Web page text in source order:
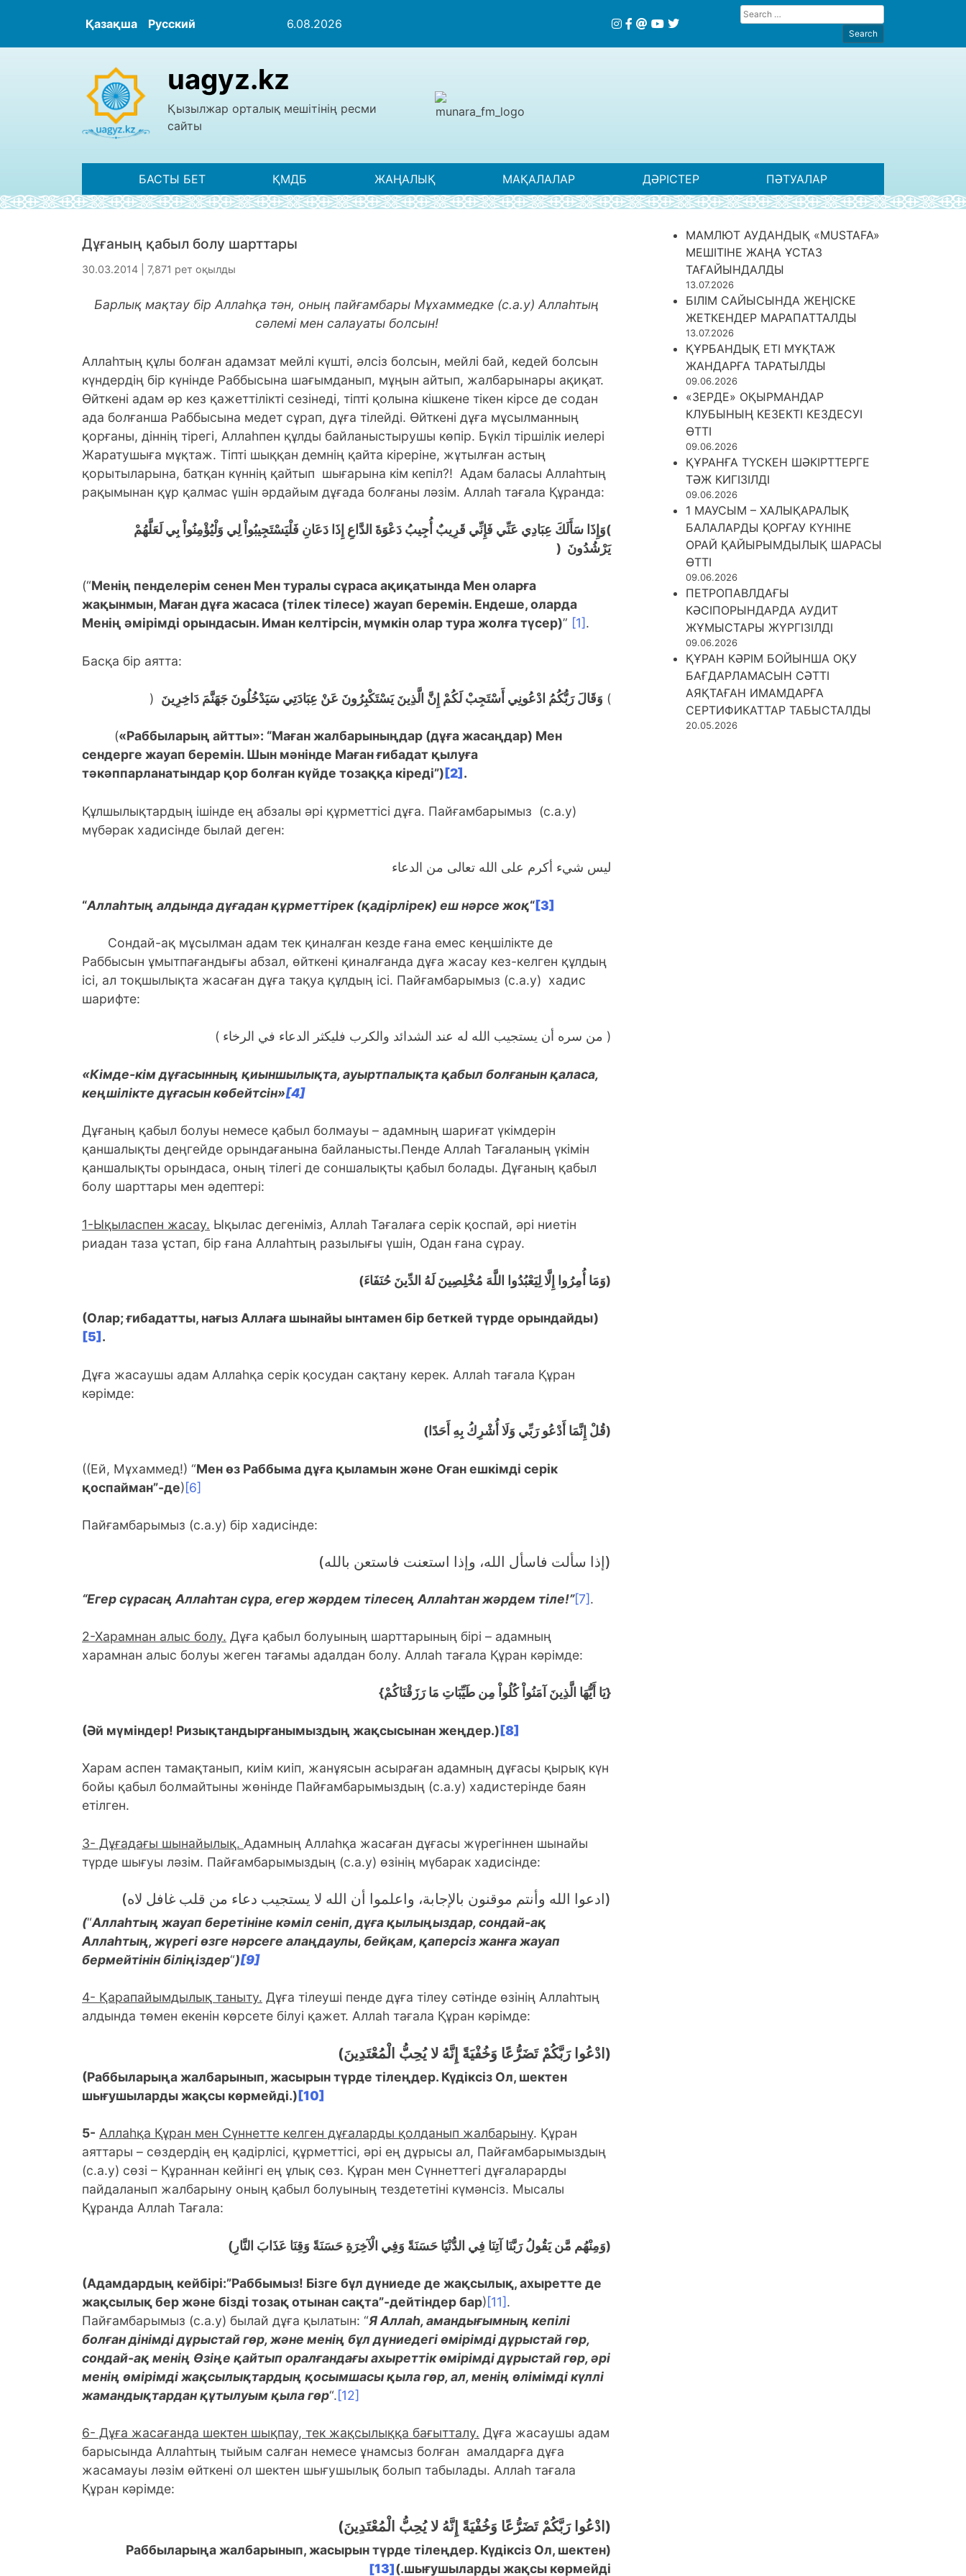
Қазақша Русский 6.08.2026
uagyz.kz
Қызылжар орталық мешітінің ресми
сайты
БАСТЫ БЕТ ҚМДБ ЖАҢАЛЫҚ МАҚАЛАЛАР ДӘРІСТЕР ПӘТУАЛАР
Дұғаның қабыл болу шарттары
30.03.2014 | 7,871 рет оқылды
Барлық мақтау бір Аллаһқа тән, оның пайғамбары Мұхаммедке (с.а.у) Аллаһтың
сәлемі мен салауаты болсын!
Аллаһтың құлы болған адамзат мейлі күшті, әлсіз болсын, мейлі бай, кедей болсын
күндердің бір күнінде Раббысына шағымданып, мұңын айтып, жалбарынары ақиқат.
Өйткені адам әр кез қажеттілікті сезінеді, тіпті қолына кішкене тікен кірсе де содан
ада болғанша Раббысына медет сұрап, дұға тілейді. Өйткені дұға мұсылманның
қорғаны, діннің тірегі, Аллаһпен құлды байланыстырушы көпір. Бүкіл тіршілік иелері
Жаратушыға мұқтаж. Тіпті шыққан демнің қайта кіреріне, жұтылған астың
қорытыларына, батқан күннің қайтып шығарына кім кепіл?! Адам баласы Аллаһтың
рақымынан құр қалмас үшін әрдайым дұғада болғаны ләзім. Аллаһ тағала Құранда:
)وَإِذَا سَأَلَكَ عِبَادِي عَنِّي فَإِنِّي قَرِيبٌ أُجِيبُ دَعْوَةَ الدَّاعِ إِذَا دَعَانِ فَلْيَسْتَجِيبُواْ لِي وَلْيُؤْمِنُواْ بِي لَعَلَّهُمْ
يَرْشُدُونَ (
(“Менің пенделерім сенен Мен туралы сұраса ақиқатында Мен оларға
жақынмын, Маған дұға жасаса (тілек тілесе) жауап беремін. Ендеше, оларда
Менің әмірімді орындасын. Иман келтірсін, мүмкін олар тура жолға түсер)” [1].
Басқа бір аятта:
) وَقَالَ رَبُّكُمُ ادْعُونِي أَسْتَجِبْ لَكُمْ إِنَّ الَّذِينَ يَسْتَكْبِرُونَ عَنْ عِبَادَتِي سَيَدْخُلُونَ جَهَنَّمَ دَاخِرِينَ (
(«Раббыларың айтты»: “Маған жалбарыныңдар (дұға жасаңдар) Мен
сендерге жауап беремін. Шын мәнінде Маған ғибадат қылуға
тәкәппарланатындар қор болған күйде тозаққа кіреді”) [2] .
Құлшылықтардың ішінде ең абзалы әрі құрметтісі дұға. Пайғамбарымыз (с.а.у)
мүбәрак хадисінде былай деген:
ليس شيء أكرم على الله تعالى من الدعاء
“Аллаһтың алдында дұғадан құрметтірек (қадірлірек) еш нәрсе жоқ“[3]
Сондай-ақ мұсылман адам тек қиналған кезде ғана емес кеңшілікте де
Раббысын ұмытпағандығы абзал, өйткені қиналғанда дұға жасау кез-келген құлдың
ісі, ал тоқшылықта жасаған дұға тақуа құлдың ісі. Пайғамбарымыз (с.а.у) хадис
шарифте:
( من سره أن يستجيب الله له عند الشدائد والكرب فليكثر الدعاء في الرخاء )
«Кімде-кім дұғасынның қиыншылықта, ауыртпалықта қабыл болғанын қаласа,
кеңшілікте дұғасын көбейтсін»[4]
Дұғаның қабыл болуы немесе қабыл болмауы – адамның шариғат үкімдерін
қаншалықты деңгейде орындағанына байланысты.Пенде Аллаһ Тағаланың үкімін
қаншалықты орындаса, оның тілегі де соншалықты қабыл болады. Дұғаның қабыл
болу шарттары мен әдептері:
1-Ықыласпен жасау. Ықылас дегеніміз, Аллаһ Тағалаға серік қоспай, әрі ниетін
риадан таза ұстап, бір ғана Аллаһтың разылығы үшін, Одан ғана сұрау.
(وَمَا أُمِرُوا إِلَّا لِيَعْبُدُوا اللَّهَ مُخْلِصِينَ لَهُ الدِّينَ حُنَفَاءَ)
(Олар; ғибадатты, нағыз Аллаға шынайы ынтамен бір беткей түрде орындайды)
[5] .
Дұға жасаушы адам Аллаһқа серік қосудан сақтану керек. Аллаһ тағала Құран
кәрімде:
(قُلْ إِنَّمَا أَدْعُو رَبِّي وَلَا أُشْرِكُ بِهِ أَحَدًا)
((Ей, Мұхаммед!) “Мен өз Раббыма дұға қыламын және Оған ешкімді серік
қоспайман”-де)[6]
Пайғамбарымыз (с.а.у) бір хадисінде:
(إذا سألت فاسأل الله، وإذا استعنت فاستعن بالله)
“Егер сұрасаң Аллаһтан сұра, егер жәрдем тілесең Аллаһтан жәрдем тіле!”[7].
2-Харамнан алыс болу. Дұға қабыл болуының шарттарының бірі – адамның
харамнан алыс болуы жеген тағамы адалдан болу. Аллаһ тағала Құран кәрімде:
{يَا أَيُّهَا الَّذِينَ آمَنُواْ كُلُواْ مِن طَيِّبَاتِ مَا رَزَقْنَاكُمْ}
(Әй мүміндер! Ризықтандырғанымыздың жақсысынан жеңдер.) [8]
Харам аспен тамақтанып, киім киіп, жанұясын асыраған адамның дұғасы қырық күн
бойы қабыл болмайтыны жөнінде Пайғамбарымыздың (с.а.у) хадистерінде баян
етілген.
3- Дұғадағы шынайылық. Адамның Аллаһқа жасаған дұғасы жүрегіннен шынайы
түрде шығуы ләзім. Пайғамбарымыздың (с.а.у) өзінің мүбарак хадисінде:
(ادعوا الله وأنتم موقنون بالإجابة، واعلموا أن الله لا يستجيب دعاء من قلب غافل لاه)
(“Аллаһтың жауап беретініне кәміл сеніп, дұға қылыңыздар, сондай-ақ
Аллаһтың, жүрегі өзге нәрсеге алаңдаулы, бейқам, қаперсіз жанға жауап
бермейтінін біліңіздер“)[9]
4- Қарапайымдылық таныту. Дұға тілеуші пенде дұға тілеу сәтінде өзінің Аллаһтың
алдында төмен екенін көрсете білуі қажет. Аллаһ тағала Құран кәрімде:
(ادْعُوا رَبَّكُمْ تَضَرُّعًا وَخُفْيَةً إِنَّهُ لا يُحِبُّ الْمُعْتَدِينَ)
(Раббыларыңа жалбарынып, жасырын түрде тілеңдер. Күдіксіз Ол, шектен
шығушыларды жақсы көрмейді.)[10]
5- Аллаһқа Құран мен Сүннетте келген дұғаларды қолданып жалбарыну. Құран
аяттары – сөздердің ең қадірлісі, құрметтісі, әрі ең дұрысы ал, Пайғамбарымыздың
(c.а.у) сөзі – Құраннан кейінгі ең ұлық сөз. Құран мен Сүннеттегі дұғаларарды
пайдаланып жалбарыну оның қабыл болуының тездететіні күмәнсіз. Мысалы
Құранда Аллаһ Тағала:
(وَمِنْهُم مَّن يَقُولُ رَبَّنَا آتِنَا فِي الدُّنْيَا حَسَنَةً وَفِي الْآخِرَةِ حَسَنَةً وَقِنَا عَذَابَ النَّارِ)
(Адамдардың кейбірі:”Раббымыз! Бізге бұл дүниеде де жақсылық, ахыретте де
жақсылық бер және бізді тозақ отынан сақта”-дейтіндер бар)[11].
Пайғамбарымыз (с.а.у) былай дұға қылатын: “Я Аллаһ, амандығымның кепілі
болған дінімді дұрыстай гөр, және менің бұл дүниедегі өмірімді дұрыстай гөр,
сондай-ақ менің Өзіңе қайтып оралғандағы ахыреттік өмірімді дұрыстай гөр, әрі
менің өмірімді жақсылықтардың қосымшасы қыла гөр, ал, менің өлімімді күллі
жамандықтардан құтылуым қыла гөр“.[12]
6- Дұға жасағанда шектен шықпау, тек жақсылыққа бағытталу. Дұға жасаушы адам
барысында Аллаһтың тыйым салған немесе ұнамсыз болған амалдарға дұға
жасамауы ләзім өйткені ол шектен шығушылық болып табылады. Аллаһ тағала
Құран кәрімде:
(ادْعُوا رَبَّكُمْ تَضَرُّعًا وَخُفْيَةً إِنَّهُ لا يُحِبُّ الْمُعْتَدِينَ)
(
Раббыларыңа жалбарынып, жасырын түрде тілеңдер. Күдіксіз Ол, шектен
шығушыларды жақсы көрмейді.
)
[13]
МАМЛЮТ АУДАНДЫҚ «MUSTAFA»
МЕШІТІНЕ ЖАҢА ҰСТАЗ
ТАҒАЙЫНДАЛДЫ
13.07.2026
БІЛІМ САЙЫСЫНДА ЖЕҢІСКЕ
ЖЕТКЕНДЕР МАРАПАТТАЛДЫ
13.07.2026
ҚҰРБАНДЫҚ ЕТІ МҰҚТАЖ
ЖАНДАРҒА ТАРАТЫЛДЫ
09.06.2026
«ЗЕРДЕ» ОҚЫРМАНДАР
КЛУБЫНЫҢ КЕЗЕКТІ КЕЗДЕСУІ
ӨТТІ
09.06.2026
ҚҰРАНҒА ТҮСКЕН ШӘКІРТТЕРГЕ
ТӘЖ КИГІЗІЛДІ
09.06.2026
1 МАУСЫМ – ХАЛЫҚАРАЛЫҚ
БАЛАЛАРДЫ ҚОРҒАУ КҮНІНЕ
ОРАЙ ҚАЙЫРЫМДЫЛЫҚ ШАРАСЫ
ӨТТІ
09.06.2026
ПЕТРОПАВЛДАҒЫ
КӘСІПОРЫНДАРДА АУДИТ
ЖҰМЫСТАРЫ ЖҮРГІЗІЛДІ
09.06.2026
ҚҰРАН КӘРІМ БОЙЫНША ОҚУ
БАҒДАРЛАМАСЫН СӘТТІ
АЯҚТАҒАН ИМАМДАРҒА
СЕРТИФИКАТТАР ТАБЫСТАЛДЫ
20.05.2026